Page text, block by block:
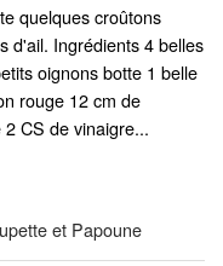
quelques croûtons
d'ail. Ingrédients 4 belles
oignons botte 1 belle
rouge 12 cm de
CS de vinaigre...
et Papoune